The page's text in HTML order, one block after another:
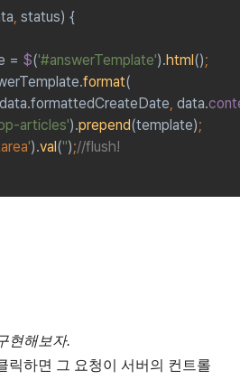
, status) {
= $('#answerTemplate').html();
format(
data.formattedCreateDate, data.
articles').prepend(template);
').val('');//flush!
현해보자.
릭하면 그 요청이 서버의 컨트롤